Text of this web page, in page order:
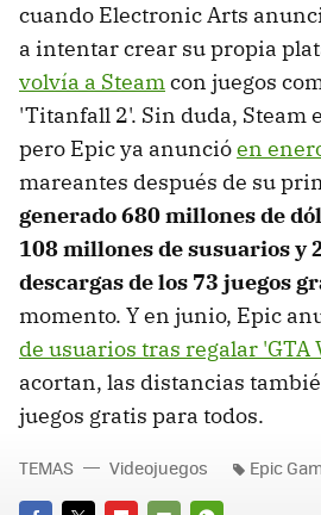
cuando Electronic Arts
a intentar crear su propia
volvía a Steamcon juegos
'Titanfall 2'. Sin duda, Steam
pero Epic ya anuncióen
mareantes después de su
generado 680 millones de
108 millones de susuarios y
descargas de los 73 juegos
momento. Y en junio, Epic
de usuarios tras regalar 'GTA
acortan, las distancias
juegos gratis para todos.
TEMAS Videojuegos Epic